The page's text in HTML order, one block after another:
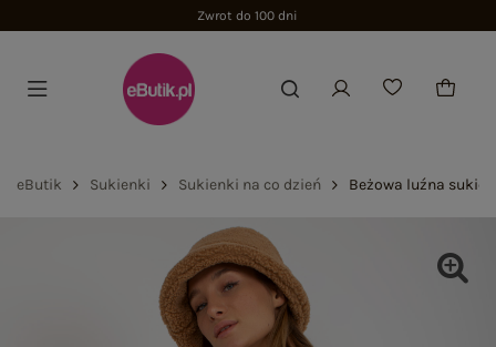
Zwrot do 100 dni
eButik Sukienki Sukienki na co dzień Beżowa luźna